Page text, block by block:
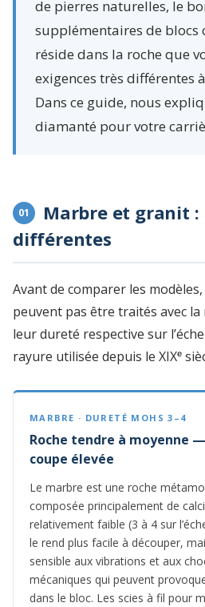
de pierres naturelles, le
supplémentaires de blocs
réside dans la roche que
exigences très différentes
Dans ce guide, nous
diamanté pour votre
01
Marbre et granit :
différentes
Avant de comparer les
peuvent pas être traités avec
leur dureté respective sur
rayure utilisée depuis le XIXᵉ
MARBRE · DURETÉ MOHS 3–4
Roche tendre à moyenne
coupe élevée
Le marbre est une roche
composée principalement de
relativement faible (3 à 4 sur
le rend plus facile à découper,
sensible aux vibrations et aux
mécaniques qui peuvent
dans le bloc. Les scies à fil pour